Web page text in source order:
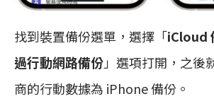
找到裝置備份選單，選擇「iCloud
過行動網路備份」選項打開，之後
商的行動數據為 iPhone 備份。